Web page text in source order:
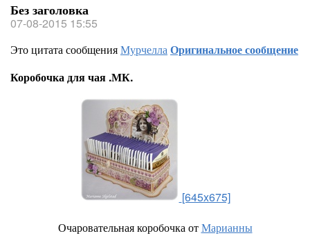
Без заголовка
07-08-2015 15:55
Это цитата сообщенияМурчеллаОригинальное сообщение
Коробочка для чая .МК.
[645x675]
Очаровательная коробочка отМарианны